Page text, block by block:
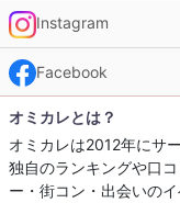
Instagram
Facebook
オミカレとは？
オミカレは2012年にサ
独自のランキングや口
ー・街コン・出会いの